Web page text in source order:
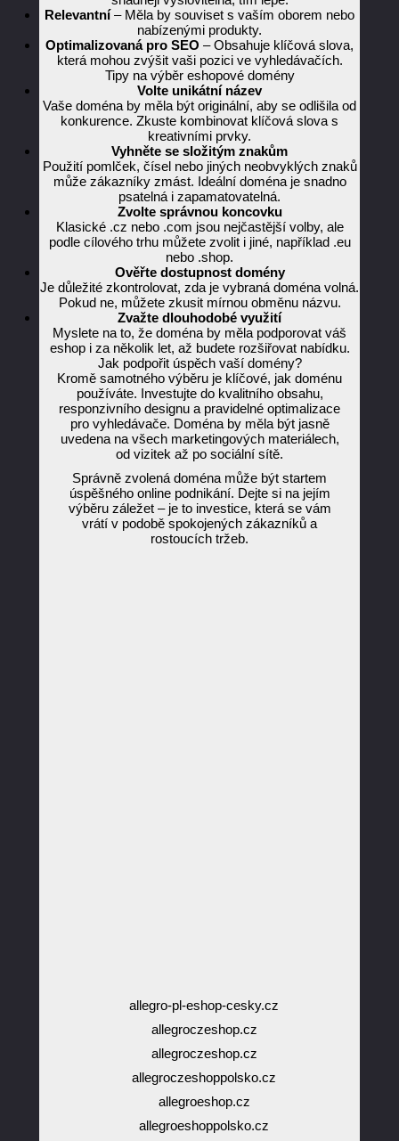
Relevantní– Měla by souviset s vaším oborem nebo
nabízenými produkty.
Optimalizovaná pro SEO – Obsahuje klíčová slova,
která mohou zvýšit vaši pozici ve vyhledávačích.
Tipy na výběr eshopové domény
Volte unikátní název
Vaše doména by měla být originální, aby se odlišila od
konkurence. Zkuste kombinovat klíčová slova s
kreativními prvky.
Vyhněte se složitým znakům
Použití pomlček, čísel nebo jiných neobvyklých znaků
může zákazníky zmást. Ideální doména je snadno
psatelná i zapamatovatelná.
Zvolte správnou koncovku
Klasické .cz nebo .com jsou nejčastější volby, ale
podle cílového trhu můžete zvolit i jiné, například .eu
nebo .shop.
Ověřte dostupnost domény
Je důležité zkontrolovat, zda je vybraná doména volná.
Pokud ne, můžete zkusit mírnou obměnu názvu.
Zvažte dlouhodobé využití
Myslete na to, že doména by měla podporovat váš
eshop i za několik let, až budete rozšiřovat nabídku.
Jak podpořit úspěch vaší domény?
Kromě samotného výběru je klíčové, jak doménu
používáte. Investujte do kvalitního obsahu,
responzivního designu a pravidelné optimalizace
pro vyhledávače. Doména by měla být jasně
uvedena na všech marketingových materiálech,
od vizitek až po sociální sítě.
Správně zvolená doména může být startem
úspěšného online podnikání. Dejte si na jejím
výběru záležet – je to investice, která se vám
vrátí v podobě spokojených zákazníků a
rostoucích tržeb.
allegro-pl-eshop-cesky.cz
allegroczeshop.cz
allegroczeshop.cz
allegroczeshoppolsko.cz
allegroeshop.cz
allegroeshoppolsko.cz